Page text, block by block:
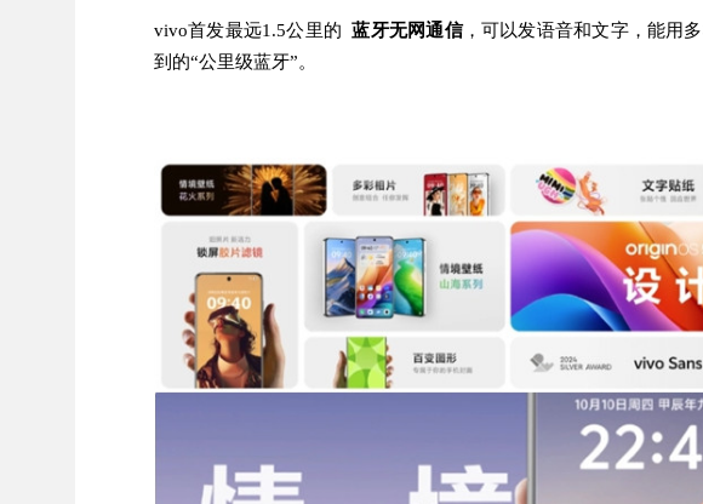
vivo首发最远1.5公里的蓝牙无网通信，可以发语音和文字，能用
到的“公里级蓝牙”。